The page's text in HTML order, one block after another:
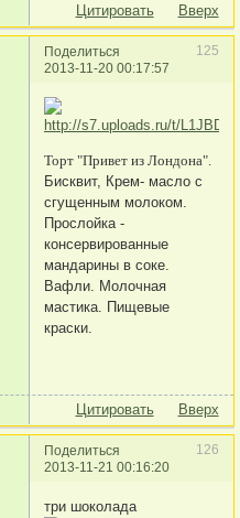
Цитировать Вверх
Поделиться
125
2013-11-20 00:17:57
Торт "Привет из Лондона".
Бисквит, Крем- масло с
сгущенным молоком.
Прослойка -
консервированные
мандарины в соке.
Вафли. Молочная
мастика. Пищевые
краски.
Цитировать Вверх
Поделиться
126
2013-11-21 00:16:20
три шоколада